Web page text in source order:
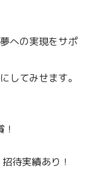
への実現をサポ
してみせます。
待実績あり！